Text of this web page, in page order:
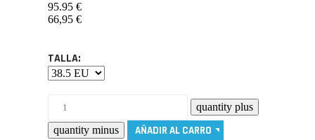
95.95 €
66,95 €
TALLA: